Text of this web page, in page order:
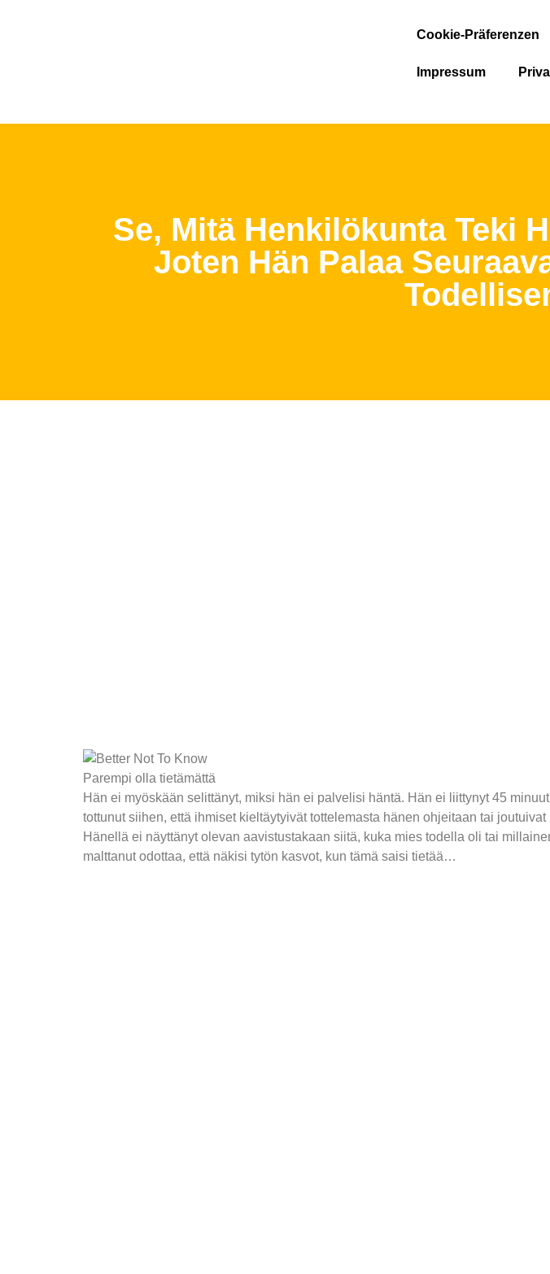
Cookie-Präferenzen
Impressum
Se, Mitä Henkilökunta Teki
Joten Hän Palaa
Parempi olla tietämättä
Hän ei myöskään selittänyt, miksi hän ei palvelisi häntä. Hän ei liittynyt 45
tottunut siihen, että ihmiset kieltäytyivät tottelemasta hänen ohjeitaan tai
Hänellä ei näyttänyt olevan aavistustakaan siitä, kuka mies todella oli tai
malttanut odottaa, että näkisi tytön kasvot, kun tämä saisi tietää…